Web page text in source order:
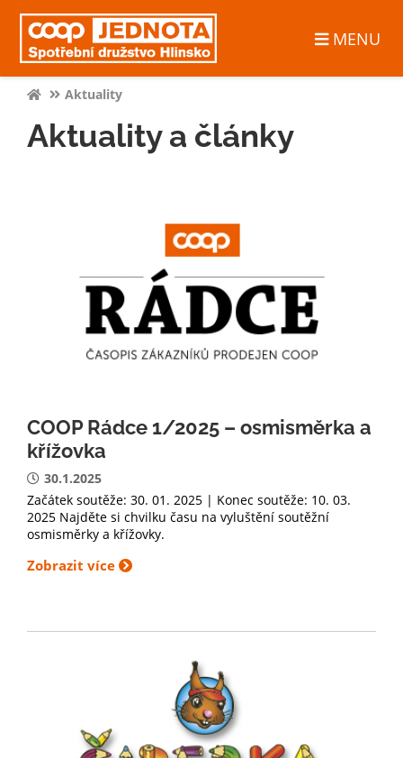
MENU
Aktuality
Aktuality a články
COOP Rádce 1/2025 – osmisměrka a
křížovka
30.1.2025
Začátek soutěže: 30. 01. 2025 | Konec soutěže: 10. 03.
2025 Najděte si chvilku času na vyluštění soutěžní
osmisměrky a křížovky.
Zobrazit více